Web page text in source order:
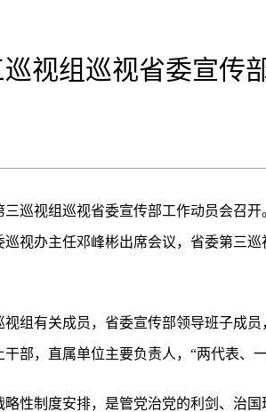
视组巡视省委宣传
巡视组巡视省委宣传部工作动员会召
视办主任邓峰彬出席会议，省委第三
组有关成员，省委宣传部领导班子成
部，直属单位主要负责人，“两代表、一
性制度安排，是管党治党的利剑、治